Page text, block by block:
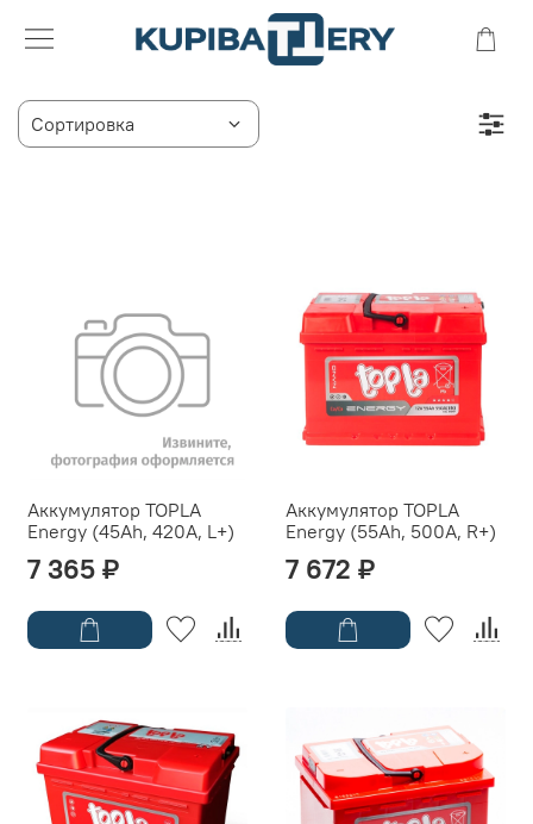
Аккумулятор TOPLA
Energy (45Ah, 420A, L+)
7 365 ₽
Аккумулятор TOPLA
Energy (55Ah, 500A, R+)
7 672 ₽